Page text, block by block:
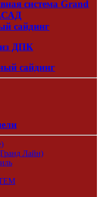
система Grand
сайдинг
ДПК
сайдинг
Лайн)